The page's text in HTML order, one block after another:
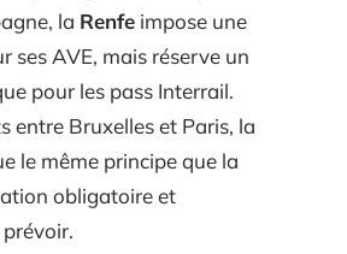
la Renfe impose une
ses AVE, mais réserve un
pour les pass Interrail.
entre Bruxelles et Paris, la
le même principe que la
obligatoire et